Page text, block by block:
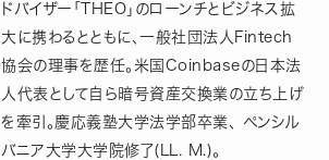
ドバイザー「THEO」のローンチとビジネス拡
大に携わるとともに、一般社団法人Fintech
協会の理事を歴任。米国Coinbaseの日本法
人代表として自ら暗号資産交換業の立ち上げ
を牽引。慶応義塾大学法学部卒業、 ペンシル
バニア大学大学院修了(LL. M.)。